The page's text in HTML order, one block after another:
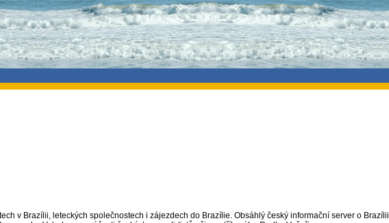
v Brazílii, leteckých společnostech i zájezdech do Brazílie. Obsáhlý český informační server o Brazílii.